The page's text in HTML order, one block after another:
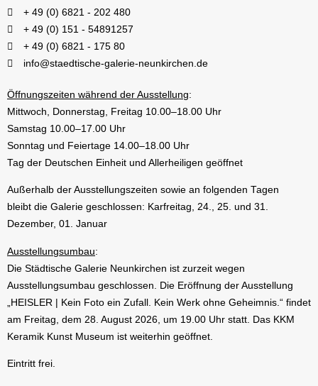
+ 49 (0) 6821 - 202 480
+ 49 (0) 151 - 54891257
+ 49 (0) 6821 - 175 80
info@staedtische-galerie-neunkirchen.de
Öffnungszeiten während der Ausstellung:
Mittwoch, Donnerstag, Freitag 10.00–18.00 Uhr
Samstag 10.00–17.00 Uhr
Sonntag und Feiertage 14.00–18.00 Uhr
Tag der Deutschen Einheit und Allerheiligen geöffnet
Außerhalb der Ausstellungszeiten sowie an folgenden Tagen
bleibt die Galerie geschlossen: Karfreitag, 24., 25. und 31.
Dezember, 01. Januar
Ausstellungsumbau:
Die Städtische Galerie Neunkirchen ist zurzeit wegen
Ausstellungsumbau geschlossen. Die Eröffnung der Ausstellung
„HEISLER | Kein Foto ein Zufall. Kein Werk ohne Geheimnis.“ findet
am Freitag, dem 28. August 2026, um 19.00 Uhr statt. Das KKM
Keramik Kunst Museum ist weiterhin geöffnet.
Eintritt frei.